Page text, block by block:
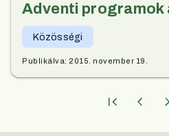
Adventi programok
Közösségi
Publikálva: 2015. november 19.